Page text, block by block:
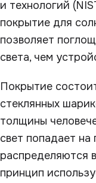
и технологий
покрытие для
позволяет
света, чем
Покрытие
стеклянных
толщины
свет попадает на
распределяются
принцип